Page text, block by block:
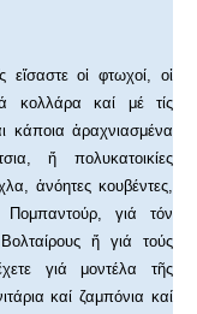
οἱ φτωχοί, οἱ
κολλάρα καί μέ τίς
κάποια ἀραχνιασμένα
ἤ πολυκατοικίες
ἀνόητες κουβέντες,
Πομπαντούρ, γιά τόν
ἤ γιά τούς
γιά μοντέλα τῆς
καί ζαμπόνια καί